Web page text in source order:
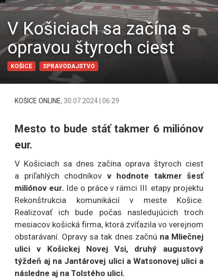
V Košiciach sa začína s
opravou štyroch ciest
KOŠICE SPRAVODAJSTVO
KOŠICE ONLINE, 30.07.2024 | 06:29
Mesto to bude stáť takmer 6 miliónov
eur.
V Košiciach sa dnes začína oprava štyroch ciest
a priľahlých chodníkov v hodnote takmer šesť
miliónov eur. Ide o práce v rámci III. etapy projektu
Rekonštrukcia komunikácií v meste Košice.
Realizovať ich bude počas nasledujúcich troch
mesiacov košická firma, ktorá zvíťazila vo verejnom
obstarávaní. Opravy sa tak dnes začnú na Mliečnej
ulici v Košickej Novej Vsi, druhý augustový
týždeň aj na Jantárovej ulici a Watsonovej ulici a
následne aj na Tolstého ulici.